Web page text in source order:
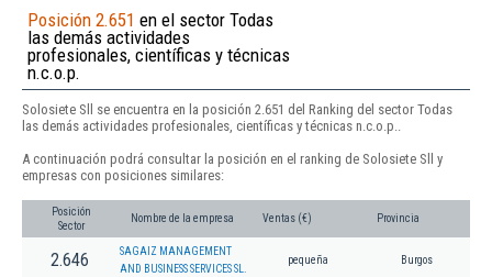
Posición 2.651 en el sector Todas
las demás actividades
profesionales, científicas y técnicas
n.c.o.p.
Solosiete Sll se encuentra en la posición 2.651 del Ranking del sector Todas
las demás actividades profesionales, científicas y técnicas n.c.o.p..
A continuación podrá consultar la posición en el ranking de Solosiete Sll y
empresas con posiciones similares:
Posición
Sector
Nombre de la empresa Ventas (€) Provincia
2.646
SAGAIZ MANAGEMENT
AND BUSINESS SERVICES SL.
pequeña Burgos